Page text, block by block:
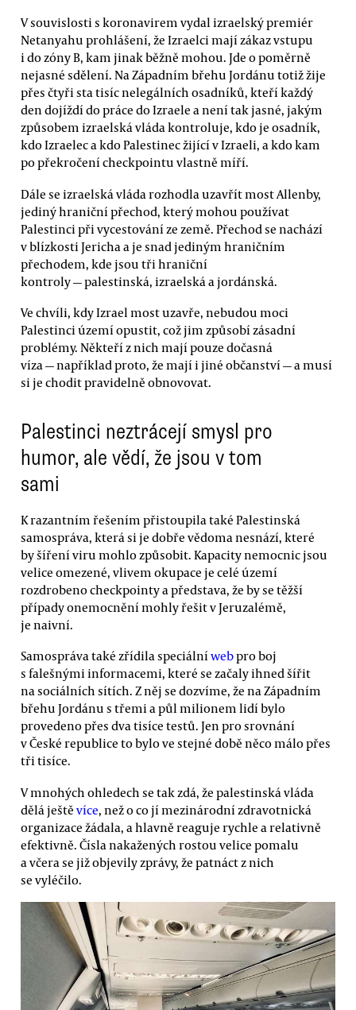
V souvislosti s koronavirem vydal izraelský premiér
Netanyahu prohlášení, že Izraelci mají zákaz vstupu
i do zóny B, kam jinak běžně mohou. Jde o poměrně
nejasné sdělení. Na Západním břehu Jordánu totiž žije
přes čtyři sta tisíc nelegálních osadníků, kteří každý
den dojíždí do práce do Izraele a není tak jasné, jakým
způsobem izraelská vláda kontroluje, kdo je osadník,
kdo Izraelec a kdo Palestinec žijící v Izraeli, a kdo kam
po překročení checkpointu vlastně míří.
Dále se izraelská vláda rozhodla uzavřít most Allenby,
jediný hraniční přechod, který mohou používat
Palestinci při vycestování ze země. Přechod se nachází
v blízkosti Jericha a je snad jediným hraničním
přechodem, kde jsou tři hraniční
kontroly — palestinská, izraelská a jordánská.
Ve chvíli, kdy Izrael most uzavře, nebudou moci
Palestinci území opustit, což jim způsobí zásadní
problémy. Někteří z nich mají pouze dočasná
víza — například proto, že mají i jiné občanství — a musí
si je chodit pravidelně obnovovat.
Palestinci neztrácejí smysl pro
humor, ale vědí, že jsou v tom
sami
K razantním řešením přistoupila také Palestinská
samospráva, která si je dobře vědoma nesnází, které
by šíření viru mohlo způsobit. Kapacity nemocnic jsou
velice omezené, vlivem okupace je celé území
rozdrobeno checkpointy a představa, že by se těžší
případy onemocnění mohly řešit v Jeruzalémě,
je naivní.
Samospráva také zřídila speciálníwebpro boj
s falešnými informacemi, které se začaly ihned šířit
na sociálních sítích. Z něj se dozvíme, že na Západním
břehu Jordánu s třemi a půl milionem lidí bylo
provedeno přes dva tisíce testů. Jen pro srovnání
v České republice to bylo ve stejné době něco málo přes
tři tisíce.
V mnohých ohledech se tak zdá, že palestinská vláda
dělá ještě více, než o co jí mezinárodní zdravotnická
organizace žádala, a hlavně reaguje rychle a relativně
efektivně. Čísla nakažených rostou velice pomalu
a včera se již objevily zprávy, že patnáct z nich
se vyléčilo.